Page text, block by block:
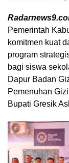
Pemerintah
komitmen kuat
program
bagi siswa
Dapur Badan
Pemenuhan
Bupati Gresik